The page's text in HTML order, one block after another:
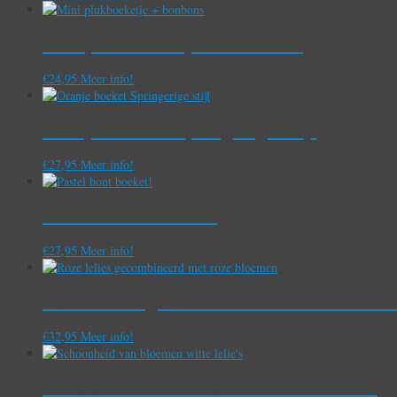
€24,95 Meer info!
€27,95 Meer info!
€27,95 Meer info!
€32,95 Meer info!